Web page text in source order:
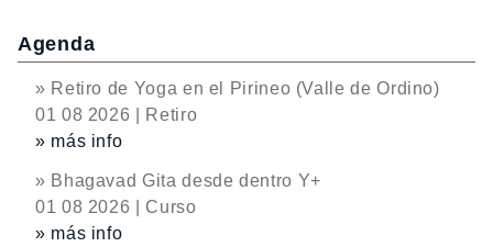
Agenda
» Retiro de Yoga en el Pirineo (Valle de Ordino)
01 08 2026 | Retiro
» más info
» Bhagavad Gita desde dentro Y+
01 08 2026 | Curso
» más info